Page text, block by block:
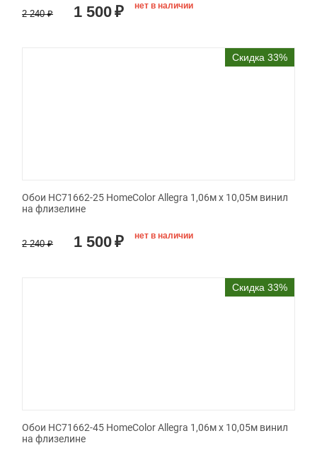
2 240 ₽ 1 500₽ нет в наличии
Скидка 33%
Обои HC71662-25 HomeColor Allegra 1,06м х 10,05м винил
на флизелине
2 240 ₽ 1 500₽ нет в наличии
Скидка 33%
Обои HC71662-45 HomeColor Allegra 1,06м х 10,05м винил
на флизелине